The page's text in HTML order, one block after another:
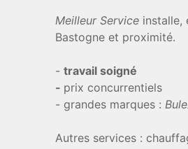
Meilleur Service installe,
Bastogne et proximité.
-travail soigné
- prix concurrentiels
- grandes marques :
Autres services :